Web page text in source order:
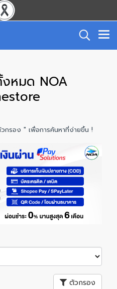
หมด NOA
กรอง " เพื่อการค้นหาที่ง่ายขึ้น !
ตัวกรอง